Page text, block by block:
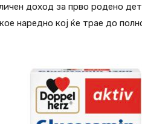
доход за прво родено
наредно кој ќе трае до